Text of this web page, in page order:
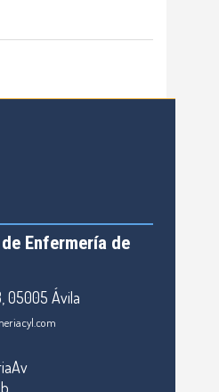
Enfermería de
05005 Ávila